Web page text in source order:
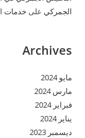
الجمركي على خدمات
Archives
مايو 2024
مارس 2024
فبراير 2024
يناير 2024
ديسمبر 2023